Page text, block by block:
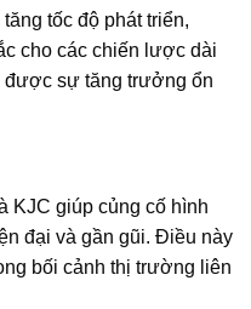
tốc độ phát triển,
cho các chiến lược dài
được sự tăng trưởng ổn
KJC giúp củng cố hình
đại và gần gũi. Điều này
bối cảnh thị trường liên